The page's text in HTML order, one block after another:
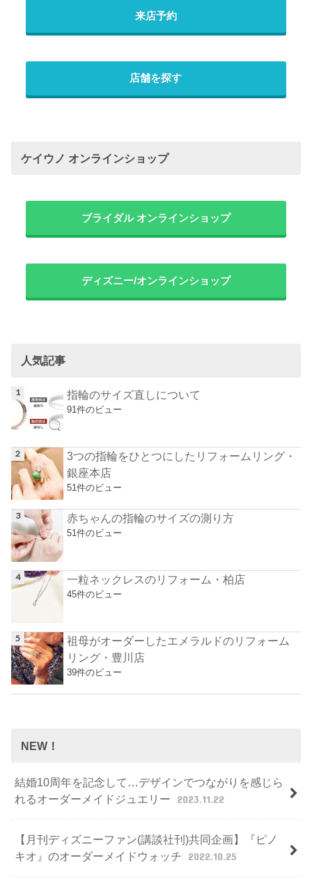
来店予約
店舗を探す
ケイウノ オンラインショップ
ブライダル オンラインショップ
ディズニー/オンラインショップ
人気記事
指輪のサイズ直しについて
91件のビュー
3つの指輪をひとつにしたリフォームリング・
銀座本店
51件のビュー
赤ちゃんの指輪のサイズの測り方
51件のビュー
一粒ネックレスのリフォーム・柏店
45件のビュー
祖母がオーダーしたエメラルドのリフォーム
リング・豊川店
39件のビュー
NEW！
結婚10周年を記念して…デザインでつながりを感じら
れるオーダーメイドジュエリー
2023.11.22
【月刊ディズニーファン(講談社刊)共同企画】『ピノ
キオ』のオーダーメイドウォッチ
2022.10.25